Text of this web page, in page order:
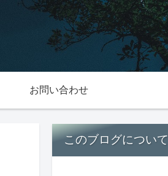
お問い合わせ
このブログについて